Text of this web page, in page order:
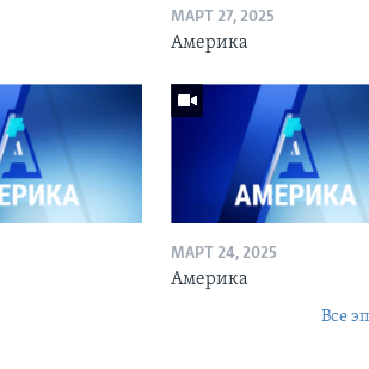
МАРТ 27, 2025
Америка
МАРТ 24, 2025
Америка
Все